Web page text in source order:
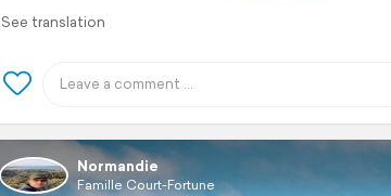
See translation
Normandie
Famille Court-Fortune